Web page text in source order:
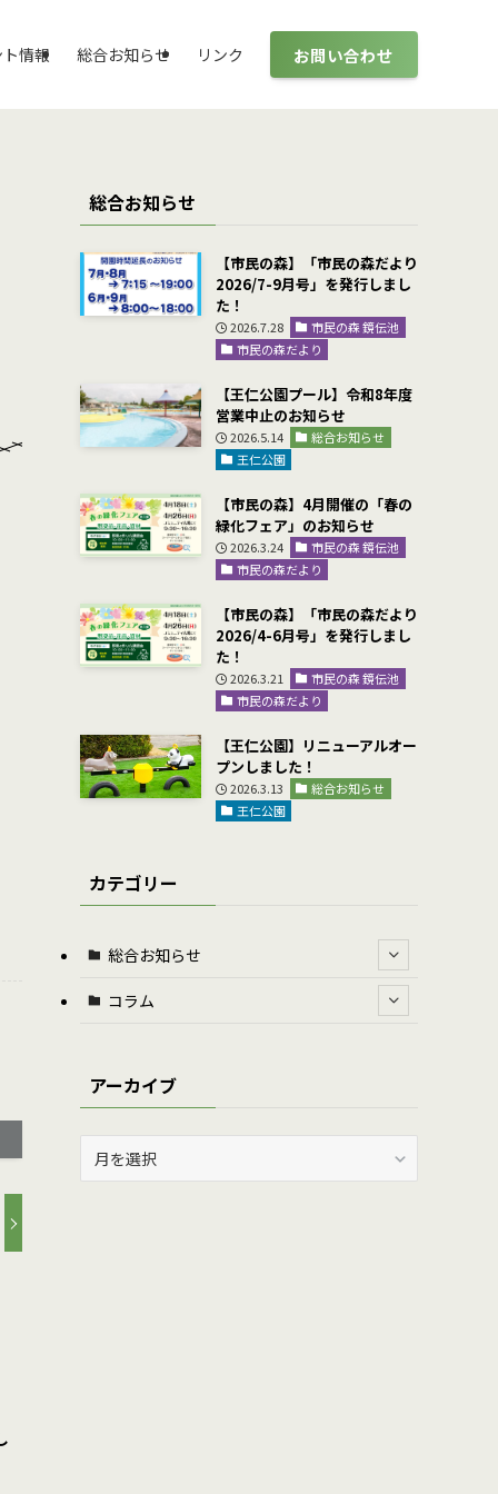
情報 総合お知らせ リンク お問い合わせ
総合お知らせ
【市民の森】「市民の森だより
2026/7-9月号」を発行しまし
た！
2026.7.28
市民の森 鏡伝池
市民の森だより
【王仁公園プール】令和8年度
営業中止のお知らせ
2026.5.14
総合お知らせ
王仁公園
【市民の森】4月開催の「春の
緑化フェア」のお知らせ
2026.3.24
市民の森 鏡伝池
市民の森だより
【市民の森】「市民の森だより
2026/4-6月号」を発行しまし
た！
2026.3.21
市民の森 鏡伝池
市民の森だより
【王仁公園】リニューアルオー
プンしました！
2026.3.13
総合お知らせ
王仁公園
カテゴリー
総合お知らせ
コラム
アーカイブ